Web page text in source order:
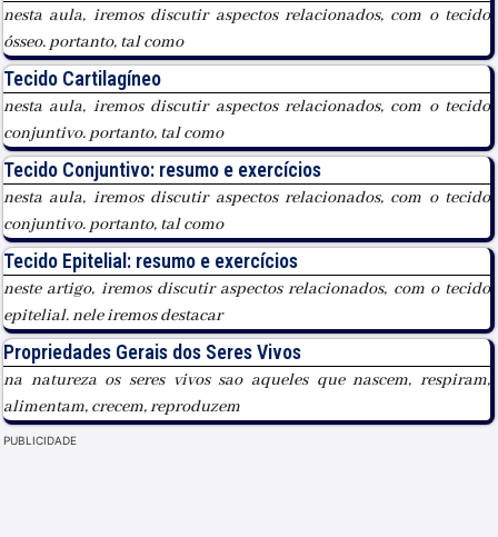
nesta aula, iremos discutir aspectos relacionados, com o tecido
ósseo. portanto, tal como
Tecido Cartilagíneo
nesta aula, iremos discutir aspectos relacionados, com o tecido
conjuntivo. portanto, tal como
Tecido Conjuntivo: resumo e exercícios
nesta aula, iremos discutir aspectos relacionados, com o tecido
conjuntivo. portanto, tal como
Tecido Epitelial: resumo e exercícios
neste artigo, iremos discutir aspectos relacionados, com o tecido
epitelial. nele iremos destacar
Propriedades Gerais dos Seres Vivos
na natureza os seres vivos sao aqueles que nascem, respiram,
alimentam, crecem, reproduzem
PUBLICIDADE